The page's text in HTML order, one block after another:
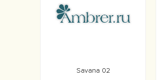
Savana 02